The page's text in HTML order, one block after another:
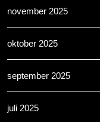
november 2025
oktober 2025
september 2025
juli 2025